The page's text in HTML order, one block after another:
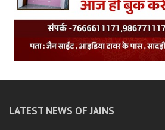
LATEST NEWS OF JAINS